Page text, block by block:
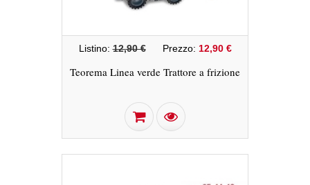
Listino:12,90 €Prezzo: 12,90 €
Teorema Linea verde Trattore a frizione